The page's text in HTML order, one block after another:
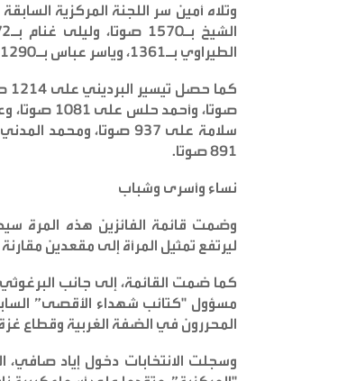
الطيراوي بـ1361، وياسر عباس بـ1290 صوتا
891 صوتا
.
نساء وأسرى وشباب
وضمت قائمة الفائزين هذه المرة
ليرتفع تمثيل المرأة إلى مقعدين
كما ضمت القائمة، إلى جانب البرغوثي
مسؤول "كتائب شهداء الأقصى”
المحررون في الضفة الغربية وقطاع غزة
وسجلت الانتخابات دخول إياد صافي،